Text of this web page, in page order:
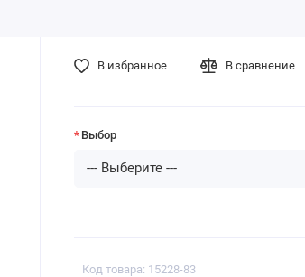
Код товара: 15228-83
В избранное В сравнение
Выбор